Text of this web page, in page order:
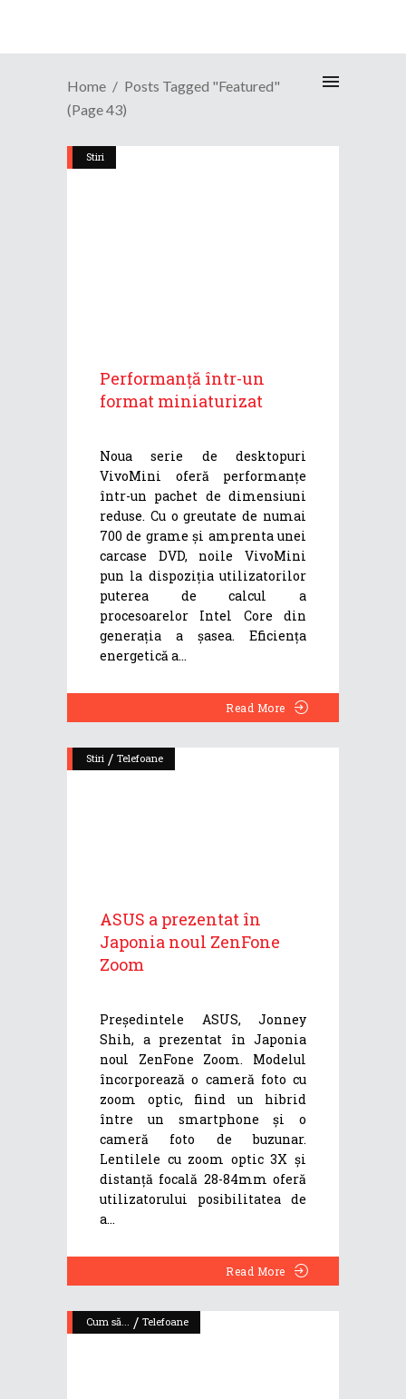
Home
Posts Tagged "Featured"
(Page 43)
Stiri
Performanță într-un
format miniaturizat
Noua serie de desktopuri
VivoMini oferă performanțe
într-un pachet de dimensiuni
reduse. Cu o greutate de numai
700 de grame și amprenta unei
carcase DVD, noile VivoMini
pun la dispoziția utilizatorilor
puterea de calcul a
procesoarelor Intel Core din
generația a șasea. Eficiența
energetică a
Read More
Stiri / Telefoane
ASUS a prezentat în
Japonia noul ZenFone
Zoom
Președintele ASUS, Jonney
Shih, a prezentat în Japonia
noul ZenFone Zoom. Modelul
încorporează o cameră foto cu
zoom optic, fiind un hibrid
între un smartphone și o
cameră foto de buzunar.
Lentilele cu zoom optic 3X și
distanță focală 28-84mm oferă
utilizatorului posibilitatea de
a
Read More
Cum să... / Telefoane